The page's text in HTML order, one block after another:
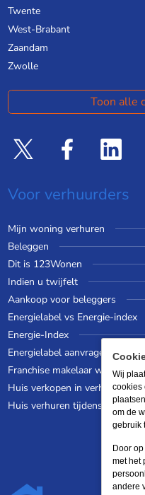
Twente
West-Brabant
Zaandam
Zwolle
Toon alle
Voor verhuurders
Mijn woning verhuren
Beleggen
Dit is 123Wonen
Indien u twijfelt
Aankoop voor beleggers
Energielabel vs Energie-index
Energie-Index
Energielabel aanvragen
Franchise makelaar worden
Huis verkopen in verhuurde
Huis verhuren tijdens een
Wij
cookies
om de
gebruik
Door
met het
andere